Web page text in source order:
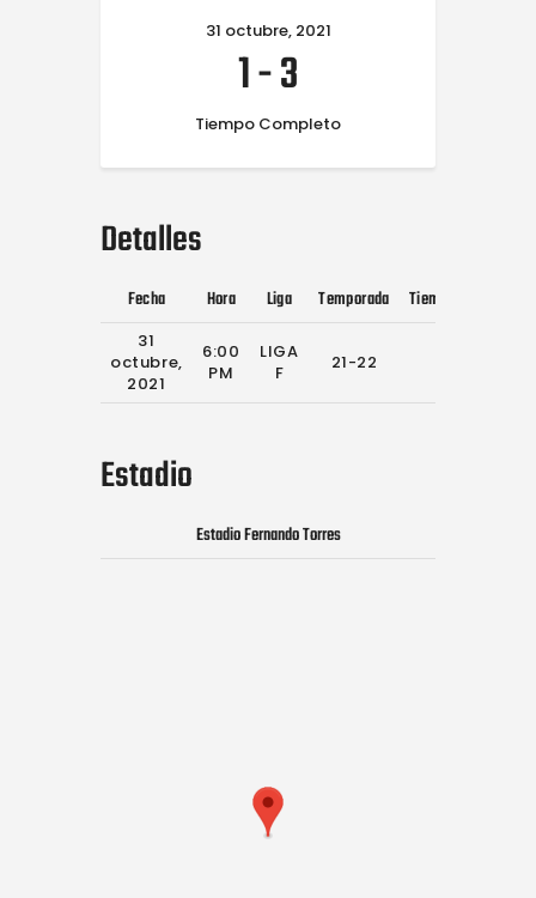
31 octubre, 2021
1-3
Tiempo Completo
Detalles
Fecha Hora Liga Temporada Tiempo Completo
31
octubre,
2021
6:00
PM
LIGA
F
21-22
Estadio
Estadio Fernando Torres